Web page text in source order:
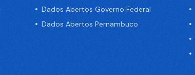
Dados Abertos Governo Federal
Dados Abertos Pernambuco